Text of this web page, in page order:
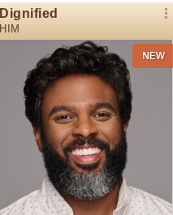
Dignified
HIM